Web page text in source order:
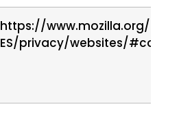
https://www.mozilla.org/es-
ES/privacy/websites/#cookies